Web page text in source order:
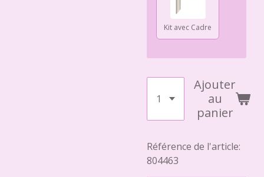
Kit avec Cadre
Ajouter
au
panier
Référence de l'article:
804463